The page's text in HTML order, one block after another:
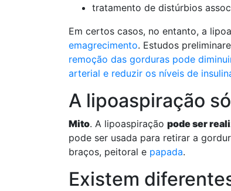
tratamento de distúrbios
Em certos casos, no entanto, a
emagrecimento. Estudos
remoção das gorduras pode
arterial e reduzir os níveis de
A lipoaspiração
Mito. A lipoaspiração pode ser
pode ser usada para retirar a
braços, peitoral e papada.
Existem